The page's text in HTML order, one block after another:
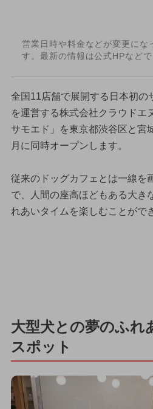
営業日時や料金などが変更にな
す。最新の情報は公式HPなどで
全国11店舗で展開する日本初の
を運営する株式会社クラウドエ
サモエド」を東京都渋谷区と宮
月に同時オープンします。
従来のドッグカフェとは一線を
で、人間の座高ほどもある大き
れあいタイムを楽しむことがで
大型犬との夢のふれ
スポット